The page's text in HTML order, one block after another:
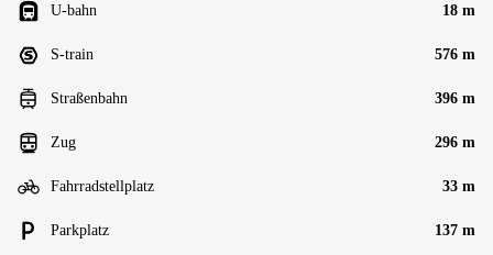
U-bahn 18 m
S-train 576 m
Straßenbahn 396 m
Zug 296 m
Fahrradstellplatz 33 m
Parkplatz 137 m